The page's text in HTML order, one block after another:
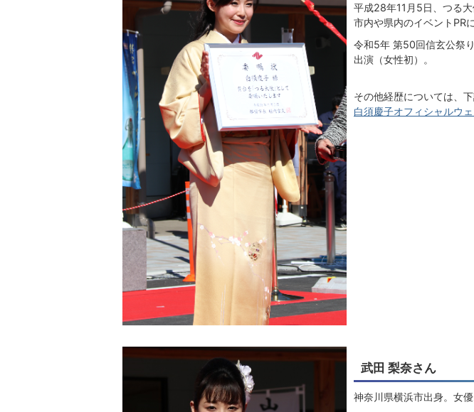
平成28年11月5日、つる大
市内や県内のイベントPR
令和5年 第50回信玄公祭
出演（女性初）。
その他経歴については、
白須慶子オフィシャルウ
武田 梨奈さん
神奈川県横浜市出身。女優